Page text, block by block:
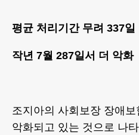
평균 처리기간 무려 337일
작년 7월 287일서 더 악화
조지아의 사회보장 장애
악화되고 있는 것으로 나